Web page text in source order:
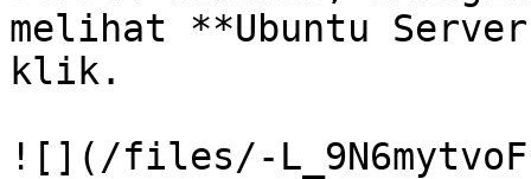
melihat **Ubuntu
klik.
![](/files/-